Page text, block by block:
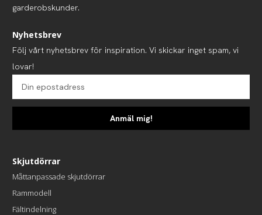
garderobskunder.
Nyhetsbrev
Följ vårt nyhetsbrev för inspiration. Vi skickar inget spam, vi
lovar!
Anmäl mig!
Skjutdörrar
Måttanpassade skjutdörrar
Rammodell
Fältindelning